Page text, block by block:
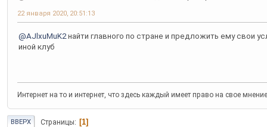
22 января 2020, 20:51:13
@AJlxuMuK2 найти главного по стране и предложить ему свои
иной клуб
Интернет на то и интернет, что здесь каждый имеет право на свое
ВВЕРХ Страницы 1